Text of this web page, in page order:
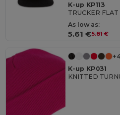
K-up KP113
TRUCKER
As low as:
5.61 €5.81 €
K-up KP031
KNITTED